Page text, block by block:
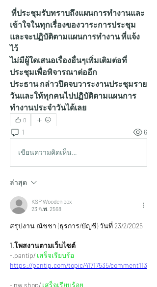
ที่ประชุมรับทราบถึงแผนการทำงานและ
เข้าใจในทุกเรื่องของวาระการประชุม
และจะปฏิบัติตามแผนการทำงาน ที่แจ้ง
ไว้
ไม่มีผู้ใดเสนอเรื่องอื่นๆเพิ่มเติมต่อที่
ประชุมเพื่อพิจารณาต่ออีก
ประธาน กล่าวปิดจบวาระงานประชุมราย
วันและให้ทุกคนไปปฏิบัติตามแผนการ
ทำงานประจำวันได้เลย
0
1 6
เขียนความคิดเห็น…
ล่าสุด
KSP Wooden box
23 ก.พ. 2568
สรุปงาน ณัชชา (ธุรการ/บัญชี) วันที่ 23/2/2025
1.โพสงานตามเว็บไซต์
-.pantip/ เสร็จเรียบร้อ
https://pantip.com/topic/41717535/comment113
-lnw shop/ เสร็จเรียบร้อย